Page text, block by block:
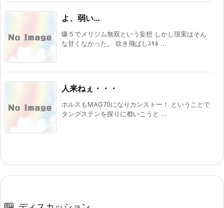
よ、弱い…
爆５でメリジム無双という妄想 しかし現実はそん
な甘くなかった。 吹き飛ばしｽｷﾙ ...
人来ねぇ・・・
ホルスもMAG70になりカンストー！ ということで
タングステンを探りに都いこうと ...